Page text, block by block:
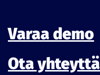
Varaa demo
Ota yhteyttä